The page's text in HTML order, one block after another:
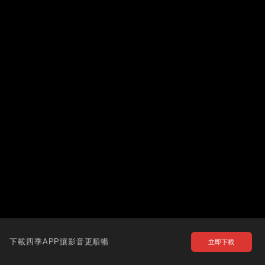
下載四季APP讓影音更順暢 立即下載